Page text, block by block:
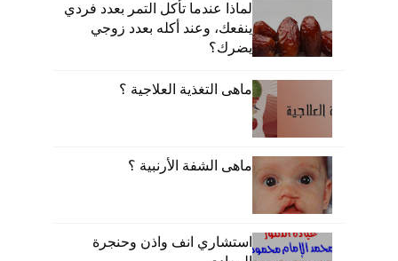
لماذا عندما تأكل التمر بعدد فردي
ينفعك، وعند أكله بعدد زوجي
يضرك؟
ماهى التغذية العلاجية ؟
ماهى الشفة الأرنبية ؟
استشاري انف واذن وحنجرة